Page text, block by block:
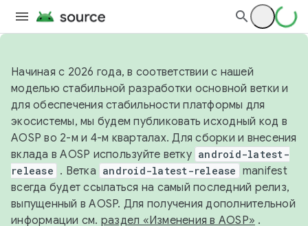
Начиная с 2026 года, в соответствии с нашей
моделью стабильной разработки основной ветки и
для обеспечения стабильности платформы для
экосистемы, мы будем публиковать исходный код в
AOSP во 2-м и 4-м кварталах. Для сборки и внесения
вклада в AOSP используйте ветку android-latest-
release . Ветка android-latest-release manifest
всегда будет ссылаться на самый последний релиз,
выпущенный в AOSP. Для получения дополнительной
информации см. раздел «Изменения в AOSP» .